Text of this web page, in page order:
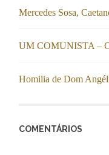
Mercedes Sosa,
UM COMUNISTA –
Homilia de Dom
COMENTÁRIOS